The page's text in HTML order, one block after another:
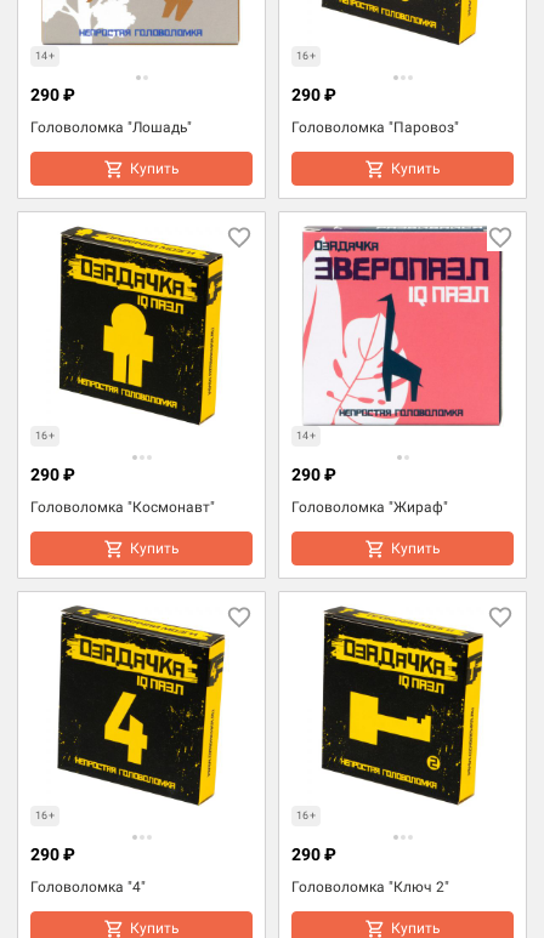
14+
Головоломка "Лошадь"
290 ₽
Купить
16+
Головоломка "Паровоз"
290 ₽
Купить
16+
Головоломка "Космонавт"
290 ₽
Купить
14+
Головоломка "Жираф"
290 ₽
Купить
16+
Головоломка "4"
290 ₽
Купить
16+
Головоломка "Ключ 2"
290 ₽
Купить